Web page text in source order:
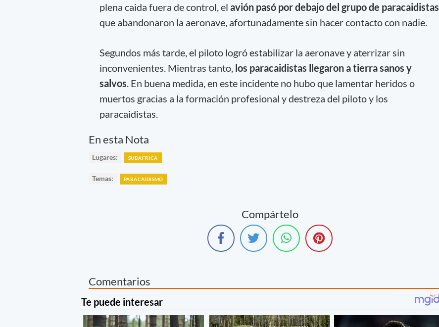
plena caida fuera de control, el avión pasó por debajo del grupo de paracaidistas
que abandonaron la aeronave, afortunadamente sin hacer contacto con nadie.
Segundos más tarde, el piloto logró estabilizar la aeronave y aterrizar sin
inconvenientes. Mientras tanto, los paracaidistas llegaron a tierra sanos y
salvos. En buena medida, en este incidente no hubo que lamentar heridos o
muertos gracias a la formación profesional y destreza del piloto y los
paracaidistas.
En esta Nota
Lugares: SUDAFRICA
Temas: PARACAIDISMO
Compártelo
Comentarios